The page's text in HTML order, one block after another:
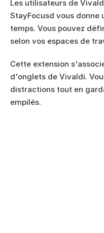
Les utilisateurs de
StayFocusd vous
temps. Vous pouvez
selon vos espaces de
Cette extension
d'onglets de Vivaldi.
distractions tout en
empilés.